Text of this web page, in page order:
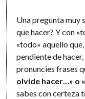
Una pregunta muy
que hacer? Y con
«todo» aquello
pendiente de
pronuncies frases
olvide hacer…» o
sabes con certeza